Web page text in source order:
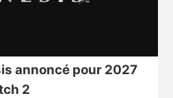
annoncé pour 2027
2